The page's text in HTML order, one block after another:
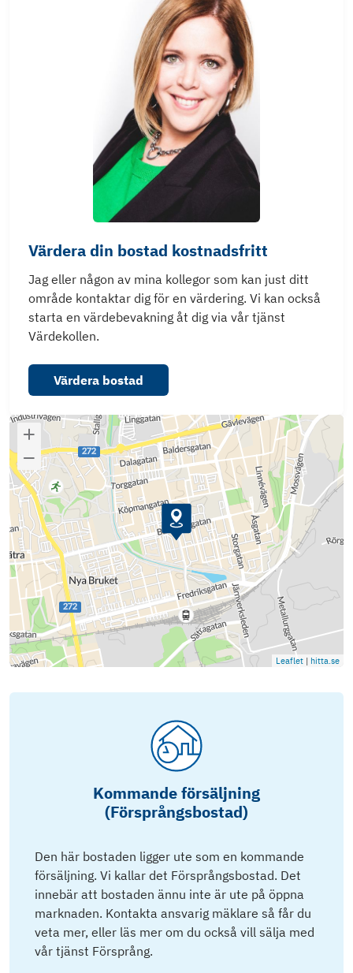
Värdera din bostad kostnadsfritt
Jag eller någon av mina kollegor som kan just ditt
område kontaktar dig för en värdering. Vi kan också
starta en värdebevakning åt dig via vår tjänst
Värdekollen.
Värdera bostad
Leaflet | hitta.se
Kommande försäljning
(Försprångsbostad)
Den här bostaden ligger ute som en kommande
försäljning. Vi kallar det Försprångsbostad. Det
innebär att bostaden ännu inte är ute på öppna
marknaden. Kontakta ansvarig mäklare så får du
veta mer, eller läs mer om du också vill sälja med
vår tjänst Försprång.